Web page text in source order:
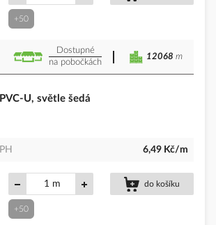
+50
Dostupné
na pobočkách
12068 m
U, světle šedá
6,49 Kč/m
m do košíku
+50